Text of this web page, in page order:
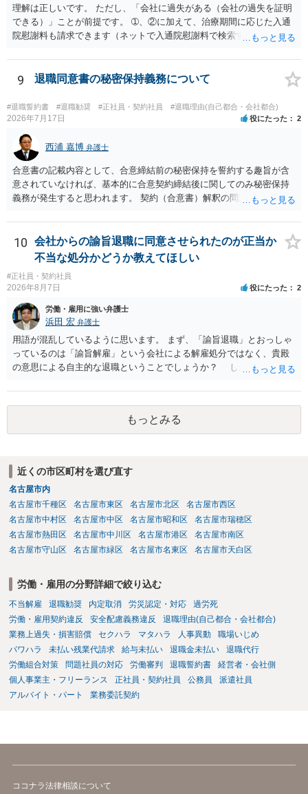
理解は正しいです。 ただし、「会社に過失がある（会社の過失を証明
できる）」ことが前提です。 ➀、②に加えて、治療期間に応じた入通
院慰謝料も請求できます（ネットで入通院慰謝料で検索すると詳しい
後遺障害慰謝料も請求できます。これらは後遺障害の等級、あなたの
収入、年齢等で大きく変わりますので一般的にいくらとは言えませ
ん。 弁護士に依頼する費用はそれぞれの弁護士で異なるので個別に聞
いてみるしかありませんが、旧日弁連規準を使った着手金・成功報酬
方式と着手金ゼロまたは少額で成功報酬大目の方式のどちらかが多い
と思います（個々の弁護士次第なので一般化はできません）。 早めに
弁護士に直接面談で相談されることをお勧めします。
9 退職同意書の秘密保持義務について
#退職誓約書 #退職勧奨 #正社員・契約社員 #退職理由(自己都合・会社都合)
2026年7月17日 役にたった 2
西浦 嘉博 弁護士
合意書の記載内容として、合意締結前の秘密保持を誓約する趣旨が含
意されていなければ、基本的に合意契約締結後に関してのみ秘密保持
義務が発生すると思われます。 契約（合意書）解釈の問題ですので、
場合、最寄りの法律事務所で相談されることを検討ください。
10
会社からの諭旨退職に同意させられたのが正当か
不当な処分かどうか教えてほしい
#正社員・契約社員
2026年8月7日 役にたった 2
労働・雇用に強い弁護士
浜田 宏 弁護士
用語が混乱しているように思います。 まず、「諭旨退職」とおっしゃ
っているのは「諭旨解雇」という会社による解雇処分ではなく、貴殿
の意思による自主的な退職ということでしょうか？ しかし、記載さ
す。 その場合、解雇には客観的で合理的な理由が必要であり、かつ
解雇という処分が社会通念上相当と認められない限り、解雇は無効で
す。 結局、貴殿のネット炎上の内容や原因、勤務先に与えた影響な
どを具体的に検討しなければ、何とも申し上げることができません。
士にご相談下さい。
もっとみる
近くの市区町村を選び直す
名古屋市内
名古屋市千種区
名古屋市東区 名古屋市北区
名古屋市西区
名古屋市中村区
名古屋市中区 名古屋市昭和区
名古屋市瑞穂区
名古屋市熱田区
名古屋市中川区 名古屋市港区
名古屋市南区
名古屋市守山区
名古屋市緑区 名古屋市名東区 名古屋市天白区
労働・雇用の分野詳細で絞り込む
不当解雇 退職勧奨 内定取消 労災認定・対応
過労死
労働・雇用契約違反
安全配慮義務違反
退職理由(自己都合・会社都合)
業務上過失・損害賠償
セクハラ マタハラ 人事異動
職場いじめ
パワハラ
未払い残業代請求 給与未払い 退職金未払い
退職代行
労働組合対策
問題社員の対応 労働審判 退職誓約書
経営者・会社側
個人事業主・フリーランス
正社員・契約社員 公務員
派遣社員
アルバイト・パート
業務委託契約
ココナラ法律相談について